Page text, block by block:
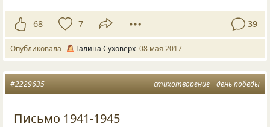
68 7 39
Опубликовала Галина Суховерх 08 мая 2017
стихотворение день победы
#2229635
Письмо 1941-1945